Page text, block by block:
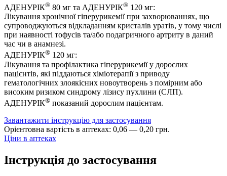
АДЕНУРІК® 80 мг та АДЕНУРІК® 120 мг:
Лікування хронічної гіперурикемії при захворюваннях, що
супроводжуються відкладанням кристалів уратів, у тому числі
при наявності тофусів та/або подагричного артриту в даний
час чи в анамнезі.
АДЕНУРІК® 120 мг:
Лікування та профілактика гіперурикемії у дорослих
пацієнтів, які піддаються хіміотерапії з приводу
гематологічних злоякісних новоутворень з помірним або
високим ризиком синдрому лізису пухлини (СЛП).
АДЕНУРІК® показаний дорослим пацієнтам.
Завантажити інструкцію для застосування
Орієнтовна вартість в аптеках: 0,06 — 0,20 грн.
Ціни в аптеках
Інструкція до застосування